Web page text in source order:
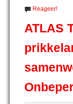
Reageer!
ATLAS